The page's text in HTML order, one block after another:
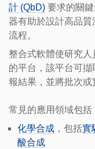
計 (QbD) 要求的關
器有助於設計高品質
流程。
整合式軟體使研究
的平台，該平台可
報結果，並將批次或
常見的應用領域包括
化學合成 ，包括實
酸合成